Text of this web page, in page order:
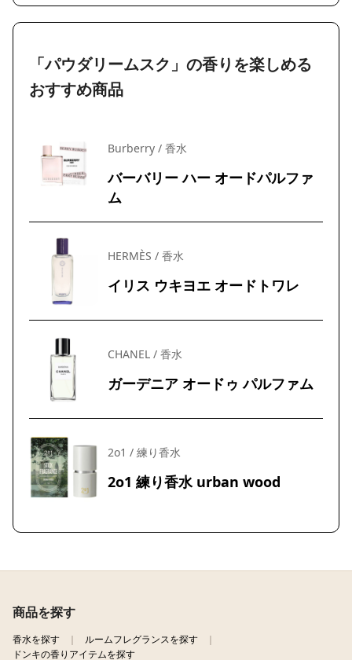
「パウダリームスク」の香りを楽しめる
おすすめ商品
Burberry / 香水
バーバリー ハー オードパルファ
ム
HERMÈS / 香水
イリス ウキヨエ オードトワレ
CHANEL / 香水
ガーデニア オードゥ パルファム
2o1 / 練り香水
2o1 練り香水 urban wood
商品を探す
香水を探す
ルームフレグランスを探す
ドンキの香りアイテムを探す